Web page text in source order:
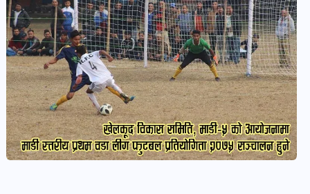
विकास-
निर्माण
खबर
पोष्ट
कृषि